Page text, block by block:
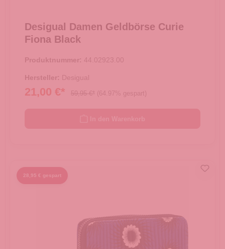
Desigual Damen Geldbörse Curie
Fiona Black
Produktnummer: 44.02923.00
Hersteller: Desigual
21,00 €* 59,95 €* (64.97% gespart)
28,95 € gespart